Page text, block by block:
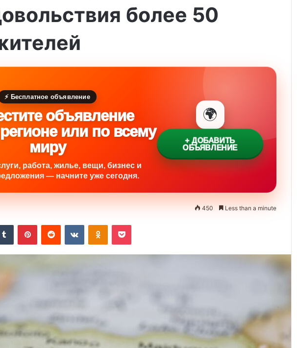
более 50
⚡ Бесплатное объявление
объявление
или по всему
миру
работа, жилье, вещи, бизнес и
— начните уже сегодня.
🌍
+ ДОБАВИТЬ
ОБЪЯВЛЕНИЕ
450 Less than a minute